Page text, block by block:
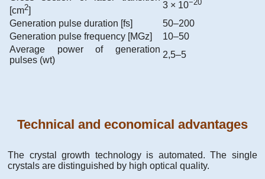
[сm2]
3 × 10−20
Generation pulse duration [fs]
50–200
Generation pulse frequency [MGz]
10–50
Average power of generation
pulses (wt)
2,5–5
Technical and economical advantages
The crystal growth technology is automated. The single
crystals are distinguished by high optical quality.